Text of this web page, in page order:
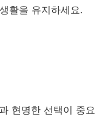
활을 유지하세요.
현명한 선택이 중요